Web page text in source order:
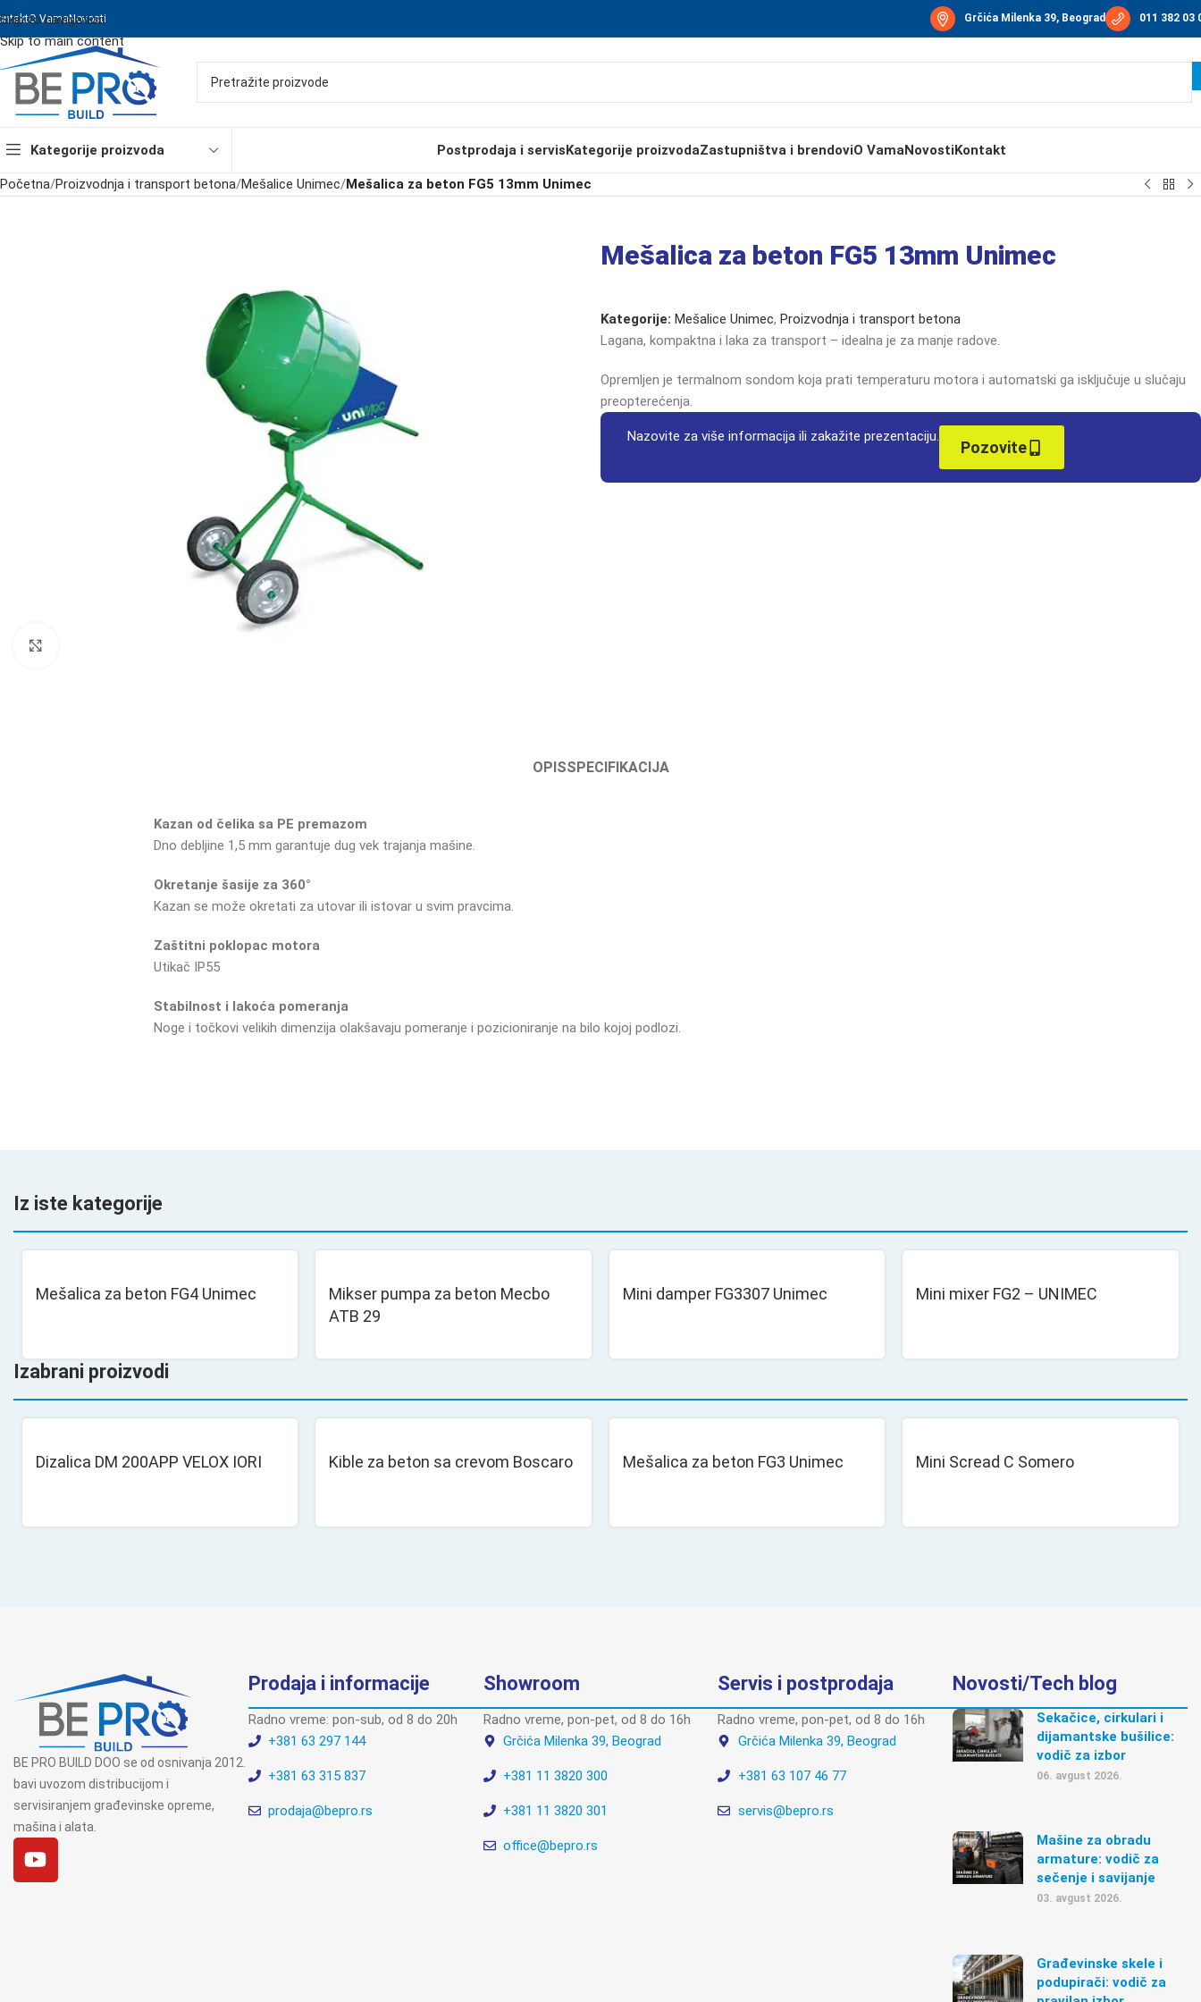
Skip to navigation
Skip to main content
O VamaNovosti Grčića Milenka 39, Beograd 011 382 03
Kategorije proizvoda Postprodaja i servisKategorije proizvodaZastupništva i brendoviO VamaNovostiKontakt
Početna/Proizvodnja i transport betona/Mešalice Unimec/Mešalica za beton FG5 13mm Unimec
Mešalica za beton FG5 13mm Unimec
Kategorije: Mešalice Unimec, Proizvodnja i transport betona
Lagana, kompaktna i laka za transport – idealna je za manje radove.
Opremljen je termalnom sondom koja prati temperaturu motora i automatski ga isključuje u slučaju
preopterećenja.
Nazovite za više informacija ili zakažite prezentaciju.
Pozovite
OPISSPECIFIKACIJA
Kazan od čelika sa PE premazom
Dno debljine 1,5 mm garantuje dug vek trajanja mašine.
Okretanje šasije za 360°
Kazan se može okretati za utovar ili istovar u svim pravcima.
Zaštitni poklopac motora
Utikač IP55
Stabilnost i lakoća pomeranja
Noge i točkovi velikih dimenzija olakšavaju pomeranje i pozicioniranje na bilo kojoj podlozi.
Iz iste kategorije
Mešalica za beton FG4 Unimec
Mikser pumpa za beton Mecbo
ATB 29
Mini damper FG3307 Unimec Mini mixer FG2 – UNIMEC
Izabrani proizvodi
Dizalica DM 200APP VELOX IORI Kible za beton sa crevom Boscaro Mešalica za beton FG3 Unimec Mini Scread C Somero
BE PRO BUILD DOO se od osnivanja 2012.
bavi uvozom distribucijom i
servisiranjem građevinske opreme,
mašina i alata.
Prodaja i informacije
Radno vreme: pon-sub, od 8 do 20h
+381 63 297 144
+381 63 315 837
prodaja@bepro.rs
Showroom
Radno vreme, pon-pet, od 8 do 16h
Grčića Milenka 39, Beograd
+381 11 3820 300
+381 11 3820 301
office@bepro.rs
Servis i postprodaja
Radno vreme, pon-pet, od 8 do 16h
Grčića Milenka 39, Beograd
+381 63 107 46 77
servis@bepro.rs
Novosti/Tech blog
Sekačice, cirkulari i
dijamantske bušilice:
vodič za izbor
06. avgust 2026.
Mašine za obradu
armature: vodič za
sečenje i savijanje
03. avgust 2026.
Građevinske skele i
podupirači: vodič za